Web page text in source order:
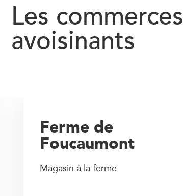
Les commerces
avoisinants
Ferme de
Foucaumont
Magasin à la ferme